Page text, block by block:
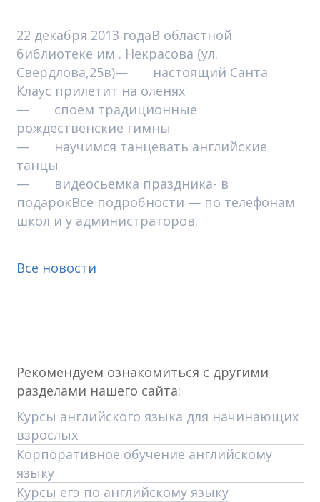
22 декабря 2013 годаВ областной
библиотеке им . Некрасова (ул.
Свердлова,25в)— настоящий Cанта
Клаус прилетит на оленях
— споем традиционные
рождественские гимны
— научимся танцевать английские
танцы
— видеосьемка праздника- в
подарокВсе подробности — по телефонам
школ и у администраторов.
Все новости
Рекомендуем ознакомиться с другими
разделами нашего сайта:
Курсы английского языка для начинающих
взрослых
Корпоративное обучение английскому
языку
Курсы егэ по английскому языку